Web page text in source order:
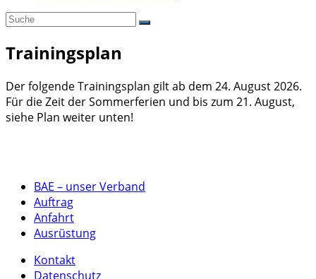
Trainingsplan
Der folgende Trainingsplan gilt ab dem 24. August 2026.
Für die Zeit der Sommerferien und bis zum 21. August,
siehe Plan weiter unten!
BAE – unser Verband
Auftrag
Anfahrt
Ausrüstung
Kontakt
Datenschutz